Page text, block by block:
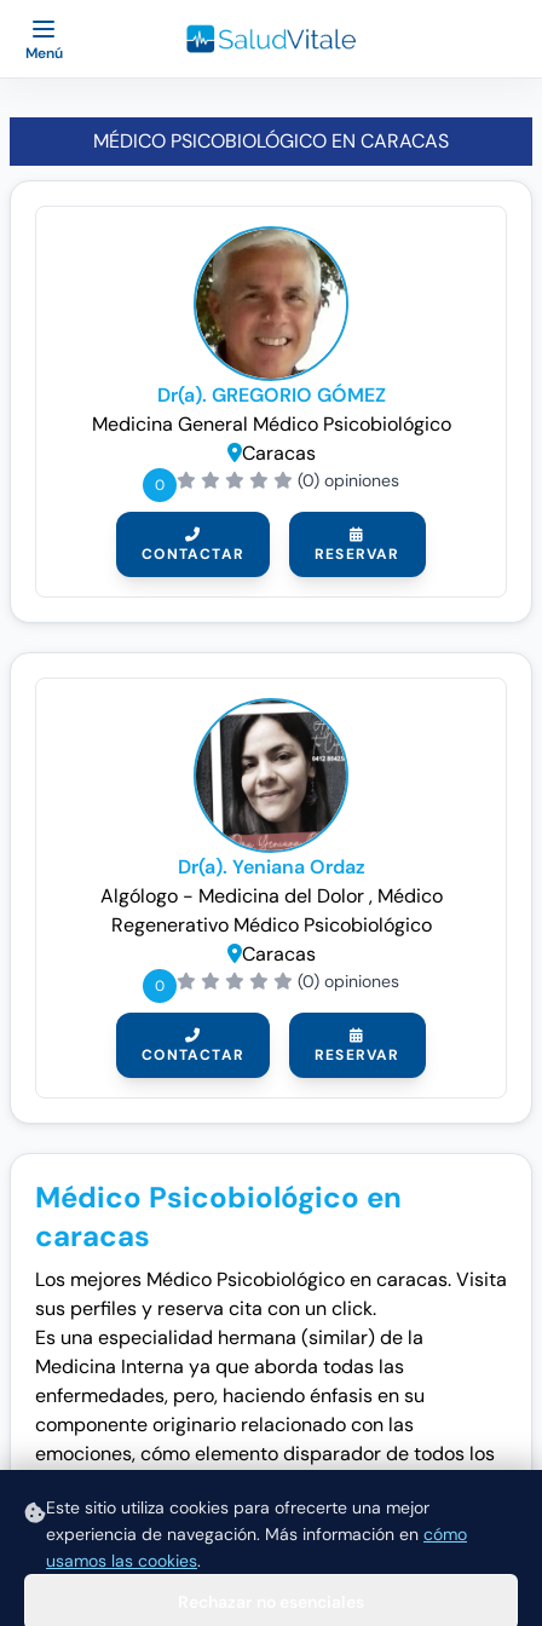
Este sitio utiliza cookies para ofrecerte una mejor
experiencia de navegación. Más información en cómo
usamos las cookies.
Menú
MÉDICO PSICOBIOLÓGICO EN CARACAS
Dr(a). GREGORIO GÓMEZ
Medicina General Médico Psicobiológico
Caracas
0 (0) opiniones
CONTACTAR RESERVAR
Dr(a). Yeniana Ordaz
Algólogo - Medicina del Dolor, Médico
Regenerativo Médico Psicobiológico
Caracas
0 (0) opiniones
CONTACTAR RESERVAR
Médico Psicobiológico en
caracas
Los mejores Médico Psicobiológico en caracas. Visita
sus perfiles y reserva cita con un click.
Es una especialidad hermana (similar) de la
Medicina Interna ya que aborda todas las
enfermedades, pero, haciendo énfasis en su
componente originario relacionado con las
emociones, cómo elemento disparador de todos los
biológicas que llamamos enfermedad.